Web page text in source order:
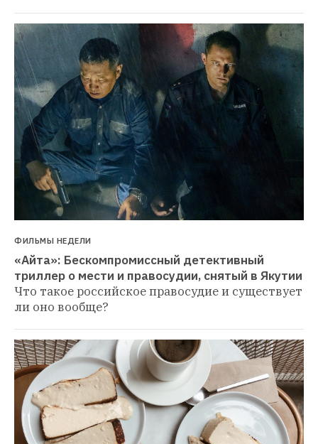
ФИЛЬМЫ НЕДЕЛИ
«Айта»: Бескомпромиссный детективный
триллер о мести и правосудии, снятый в Якутии
Что такое российское правосудие и существует
ли оно вообще?